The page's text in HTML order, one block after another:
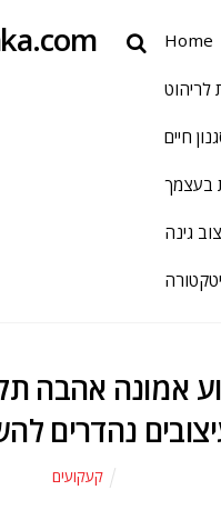
Home
לריהוט
חיים
בעצמך
גינה
נהדרים
קעקועים